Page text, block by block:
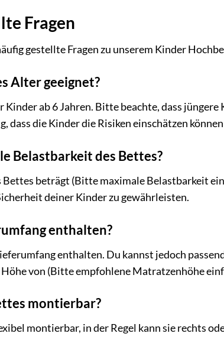
Fragen
gestellte Fragen zu unserem Kinder
Alter geeignet?
ab 6 Jahren. Bitte beachte, dass
dass die Kinder die Risiken einschätzen
Belastbarkeit des Bettes?
beträgt (Bitte maximale Belastbarkeit
deiner Kinder zu gewährleisten.
enthalten?
enthalten. Du kannst jedoch
von (Bitte empfohlene Matratzenhöhe
montierbar?
montierbar, in der Regel kann sie rechts